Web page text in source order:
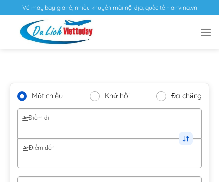
Vé máy bay giá rẻ, nhiều khuyến mãi nội địa, quốc tế - airvina.vn
Một chiều Khứ hồi Đa chặng
Điểm đi
Điểm đến